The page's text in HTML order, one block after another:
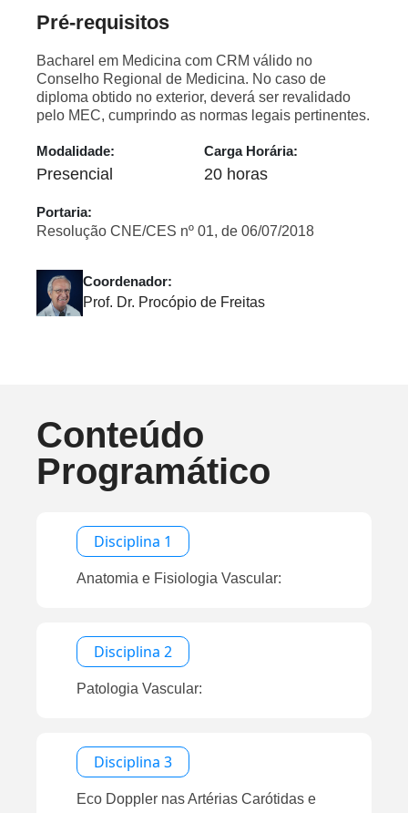
Pré-requisitos
Bacharel em Medicina com CRM válido no
Conselho Regional de Medicina. No caso de
diploma obtido no exterior, deverá ser revalidado
pelo MEC, cumprindo as normas legais pertinentes.
Modalidade:
Presencial
Carga Horária:
20 horas
Portaria:
Resolução CNE/CES nº 01, de 06/07/2018
Coordenador:
Prof. Dr. Procópio de Freitas
Conteúdo
Programático
Disciplina 1
Anatomia e Fisiologia Vascular:
Disciplina 2
Patologia Vascular:
Disciplina 3
Eco Doppler nas Artérias Carótidas e